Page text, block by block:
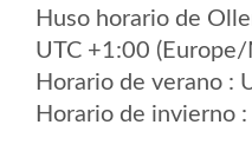
Huso horario de
UTC +1:00
Horario de verano :
Horario de invierno